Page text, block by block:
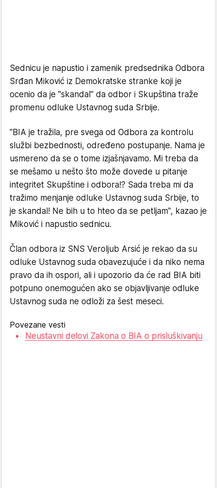
Sednicu je napustio i zamenik predsednika Odbora
Srđan Miković iz Demokratske stranke koji je
ocenio da je "skandal" da odbor i Skupština traže
promenu odluke Ustavnog suda Srbije.
"BIA je tražila, pre svega od Odbora za kontrolu
službi bezbednosti, određeno postupanje. Nama je
usmereno da se o tome izjašnjavamo. Mi treba da
se mešamo u nešto što može dovede u pitanje
integritet Skupštine i odbora!? Sada treba mi da
tražimo menjanje odluke Ustavnog suda Srbije, to
je skandal! Ne bih u to hteo da se petljam", kazao je
Miković i napustio sednicu.
Član odbora iz SNS Veroljub Arsić je rekao da su
odluke Ustavnog suda obavezujuće i da niko nema
pravo da ih ospori, ali i upozorio da će rad BIA biti
potpuno onemogućen ako se objavljivanje odluke
Ustavnog suda ne odloži za šest meseci.
Povezane vesti
Neustavni delovi Zakona o BIA o prisluškivanju